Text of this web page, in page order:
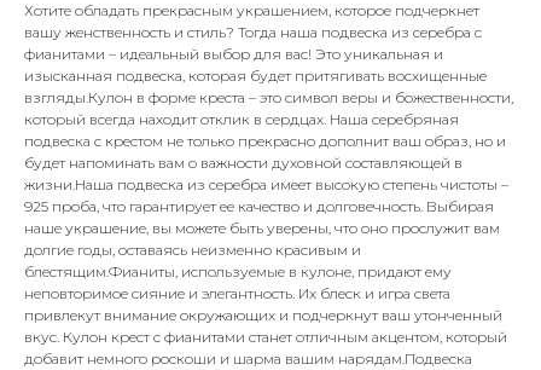
Хотите обладать прекрасным украшением, которое подчеркнет
вашу женственность и стиль? Тогда наша подвеска из серебра с
фианитами – идеальный выбор для вас! Это уникальная и
изысканная подвеска, которая будет притягивать восхищенные
взгляды.Кулон в форме креста – это символ веры и божественности,
который всегда находит отклик в сердцах. Наша серебряная
подвеска с крестом не только прекрасно дополнит ваш образ, но и
будет напоминать вам о важности духовной составляющей в
жизни.Наша подвеска из серебра имеет высокую степень чистоты –
925 проба, что гарантирует ее качество и долговечность. Выбирая
наше украшение, вы можете быть уверены, что оно прослужит вам
долгие годы, оставаясь неизменно красивым и
блестящим.Фианиты, используемые в кулоне, придают ему
неповторимое сияние и элегантность. Их блеск и игра света
привлекут внимание окружающих и подчеркнут ваш утонченный
вкус. Кулон крест с фианитами станет отличным акцентом, который
добавит немного роскоши и шарма вашим нарядам.Подвеска